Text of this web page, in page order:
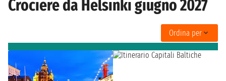
Crociere da Helsinki giugno 2027
Ordina per